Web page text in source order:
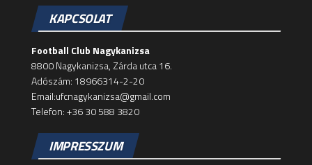
KAPCSOLAT
Football Club Nagykanizsa
8800 Nagykanizsa, Zárda utca 16.
Adószám: 18966314-2-20
Email:ufcnagykanizsa@gmail.com
Telefon: +36 30 588 3820
IMPRESSZUM